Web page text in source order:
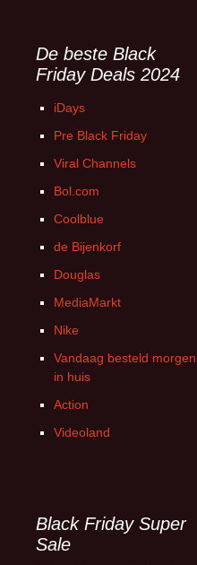
De beste Black
Friday Deals 2024
iDays
Pre Black Friday
Viral Channels
Bol.com
Coolblue
de Bijenkorf
Douglas
MediaMarkt
Nike
Vandaag besteld morgen
in huis
Action
Videoland
Black Friday Super
Sale